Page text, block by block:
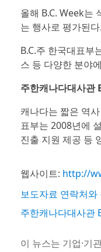
올해 B.C. Week는
는 행사로 평가된다.
B.C.주 한국대표부
스 등 다양한 분야
주한캐나다대사관
캐나다는 짧은 역
표부는 2008년에
진출 지원 제공 등
웹사이트: http://
보도자료 연락처와
주한캐나다대사관
이 뉴스는 기업·기